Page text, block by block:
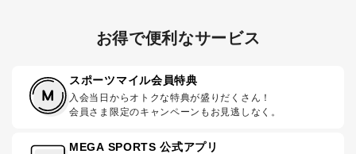
お得で便利なサービス
スポーツマイル会員特典
入会当日からオトクな特典が盛りだくさん！
会員さま限定のキャンペーンもお見逃しなく。
MEGA SPORTS 公式アプリ